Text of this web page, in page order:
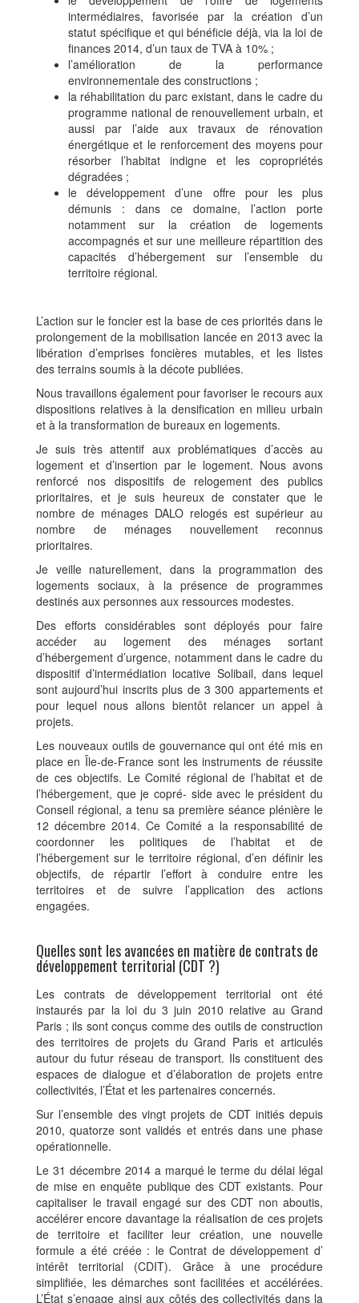
intermédiaires, favorisée par la création d’un
statut spécifique et qui bénéficie déjà, via la loi de
finances 2014, d’un taux de TVA à 10% ;
l’amélioration de la performance
environnementale des constructions ;
la réhabilitation du parc existant, dans le cadre du
programme national de renouvellement urbain, et
aussi par l’aide aux travaux de rénovation
énergétique et le renforcement des moyens pour
résorber l’habitat indigne et les copropriétés
dégradées ;
le développement d’une offre pour les plus
démunis : dans ce domaine, l’action porte
notamment sur la création de logements
accompagnés et sur une meilleure répartition des
capacités d’hébergement sur l’ensemble du
territoire régional.
L’action sur le foncier est la base de ces priorités dans le
prolongement de la mobilisation lancée en 2013 avec la
libération d’emprises foncières mutables, et les listes
des terrains soumis à la décote publiées.
Nous travaillons également pour favoriser le recours aux
dispositions relatives à la densification en milieu urbain
et à la transformation de bureaux en logements.
Je suis très attentif aux problématiques d’accès au
logement et d’insertion par le logement. Nous avons
renforcé nos dispositifs de relogement des publics
prioritaires, et je suis heureux de constater que le
nombre de ménages DALO relogés est supérieur au
nombre de ménages nouvellement reconnus
prioritaires.
Je veille naturellement, dans la programmation des
logements sociaux, à la présence de programmes
destinés aux personnes aux ressources modestes.
Des efforts considérables sont déployés pour faire
accéder au logement des ménages sortant
d’hébergement d’urgence, notamment dans le cadre du
dispositif d’intermédiation locative Solibail, dans lequel
sont aujourd’hui inscrits plus de 3 300 appartements et
pour lequel nous allons bientôt relancer un appel à
projets.
Les nouveaux outils de gouvernance qui ont été mis en
place en Île-de-France sont les instruments de réussite
de ces objectifs. Le Comité régional de l’habitat et de
l’hébergement, que je copré- side avec le président du
Conseil régional, a tenu sa première séance plénière le
12 décembre 2014. Ce Comité a la responsabilité de
coordonner les politiques de l’habitat et de
l’hébergement sur le territoire régional, d’en définir les
objectifs, de répartir l’effort à conduire entre les
territoires et de suivre l’application des actions
engagées.
Quelles sont les avancées en matière de contrats de
développement territorial (CDT ?)
Les contrats de développement territorial ont été
instaurés par la loi du 3 juin 2010 relative au Grand
Paris ; ils sont conçus comme des outils de construction
des territoires de projets du Grand Paris et articulés
autour du futur réseau de transport. Ils constituent des
espaces de dialogue et d’élaboration de projets entre
collectivités, l’État et les partenaires concernés.
Sur l’ensemble des vingt projets de CDT initiés depuis
2010, quatorze sont validés et entrés dans une phase
opérationnelle.
Le 31 décembre 2014 a marqué le terme du délai légal
de mise en enquête publique des CDT existants. Pour
capitaliser le travail engagé sur des CDT non aboutis,
accélérer encore davantage la réalisation de ces projets
de territoire et faciliter leur création, une nouvelle
formule a été créée : le Contrat de développement d’
intérêt territorial (CDIT). Grâce à une procédure
simplifiée, les démarches sont facilitées et accélérées.
L’État s’engage ainsi aux côtés des collectivités dans la